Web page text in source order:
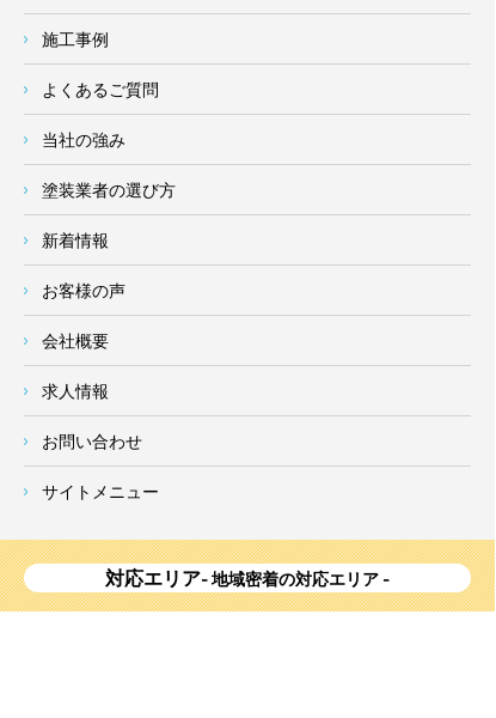
施工事例
よくあるご質問
当社の強み
塗装業者の選び方
新着情報
お客様の声
会社概要
求人情報
お問い合わせ
サイトメニュー
対応エリア- 地域密着の対応エリア -